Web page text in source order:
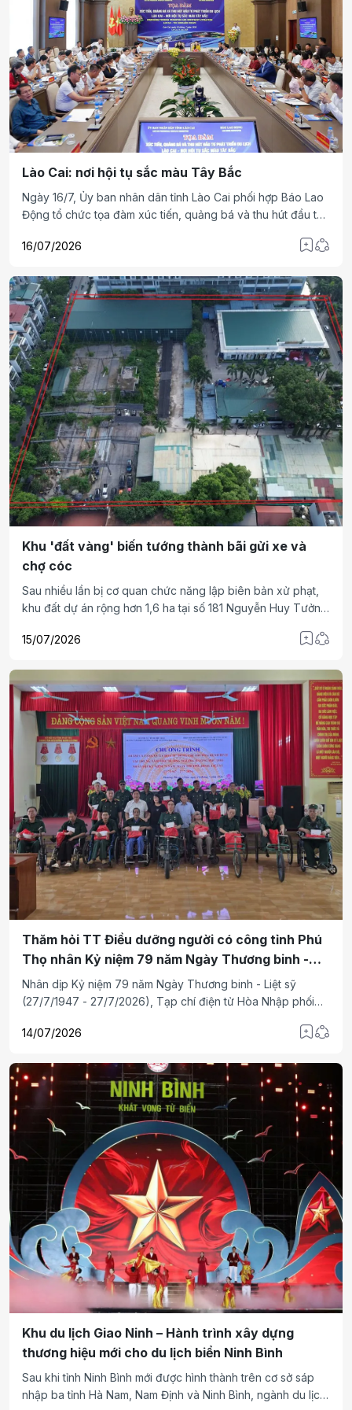
Lào Cai: nơi hội tụ sắc màu Tây Bắc
Ngày 16/7, Ủy ban nhân dân tỉnh Lào Cai phối hợp Báo Lao
Động tổ chức tọa đàm xúc tiến, quảng bá và thu hút đầu tư
là hoạt động nằm trong chuỗi các hoạt động thuộc Hội nghị
trao đổi cởi mở giữa chính quyền tỉnh Lào Cai với các
chuyên gia, doanh nghiệp, nhà đầu tư trong lĩnh vực phát
triển du lịch.
16/07/2026
Khu 'đất vàng' biến tướng thành bãi gửi xe và
chợ cóc
Sau nhiều lần bị cơ quan chức năng lập biên bản xử phạt,
khu đất dự án rộng hơn 1,6 ha tại số 181 Nguyễn Huy Tưởng
tổ hợp bãi gửi xe và chợ cóc.
15/07/2026
Thăm hỏi TT Điều dưỡng người có công tỉnh Phú
Thọ nhân Kỷ niệm 79 năm Ngày Thương binh -
Liệt Sỹ 27/7
Nhân dịp Kỷ niệm 79 năm Ngày Thương binh - Liệt sỹ
(27/7/1947 - 27/7/2026), Tạp chí điện tử Hòa Nhập phối
lịch Bình Anh đã tới thăm hỏi, tặng quà cho các thương bệnh
(Khu Lũng Thượng, Phường Phong Châu, Tỉnh Phú Thọ).
14/07/2026
Khu du lịch Giao Ninh – Hành trình xây dựng
thương hiệu mới cho du lịch biển Ninh Bình
Sau khi tỉnh Ninh Bình mới được hình thành trên cơ sở sáp
nhập ba tỉnh Hà Nam, Nam Định và Ninh Bình, ngành du lịch